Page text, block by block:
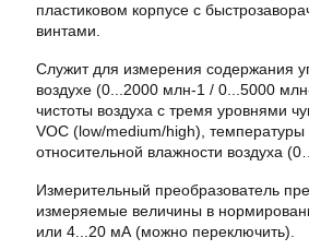
пластиковом корпусе с
винтами.
Служит для измерения содержания
воздухе (0...2000 млн-1 / 0...5000
чистоты воздуха с тремя уровнями
VOC (low/medium/high), температуры
относительной влажности воздуха
Измерительный преобразователь
измеряемые величины в
или 4...20 мА (можно переключить).